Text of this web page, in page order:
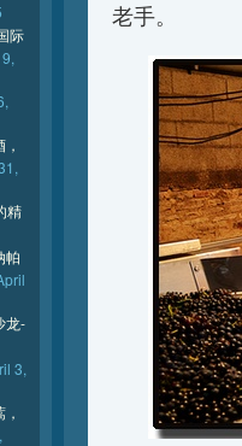
老手。
际
精
帕
龙-
3,